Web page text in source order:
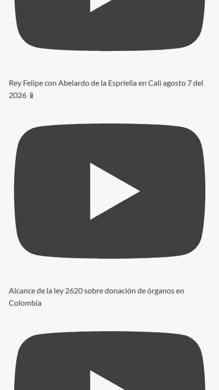
Rey Felipe con Abelardo de la Espriella en Cali agosto 7 del
2026 📱
Alcance de la ley 2620 sobre donación de órganos en
Colombia